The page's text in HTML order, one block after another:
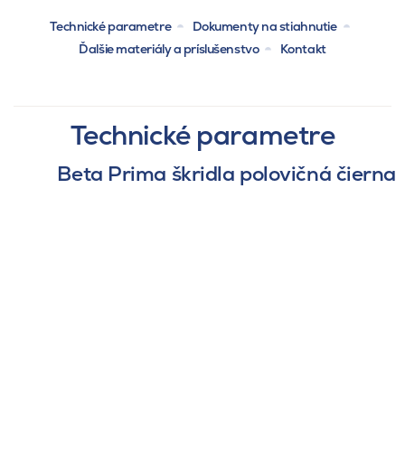
Technické parametre
Dokumenty na stiahnutie
Ďalšie materiály a príslušenstvo
Kontakt
Technické parametre
Beta Prima škridla polovičná čierna